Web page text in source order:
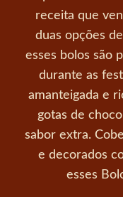
receita que
duas opções
esses bolos são
durante as
amanteigada e
gotas de
sabor extra.
e decorados
esses